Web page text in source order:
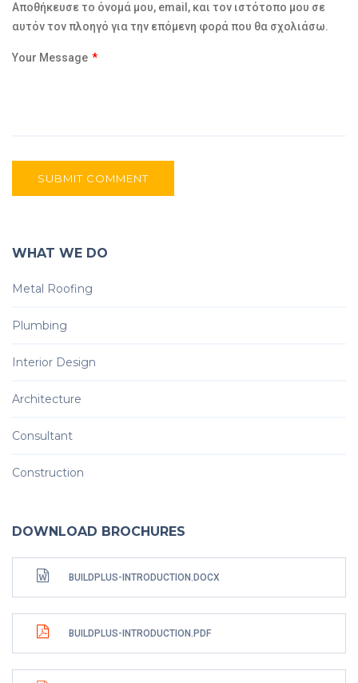
Αποθήκευσε το όνομά μου, email, και τον ιστότοπο μου σε
αυτόν τον πλοηγό για την επόμενη φορά που θα σχολιάσω.
Your Message *
SUBMIT COMMENT
WHAT WE DO
Metal Roofing
Plumbing
Interior Design
Architecture
Consultant
Construction
DOWNLOAD BROCHURES
BUILDPLUS-INTRODUCTION.DOCX
BUILDPLUS-INTRODUCTION.PDF